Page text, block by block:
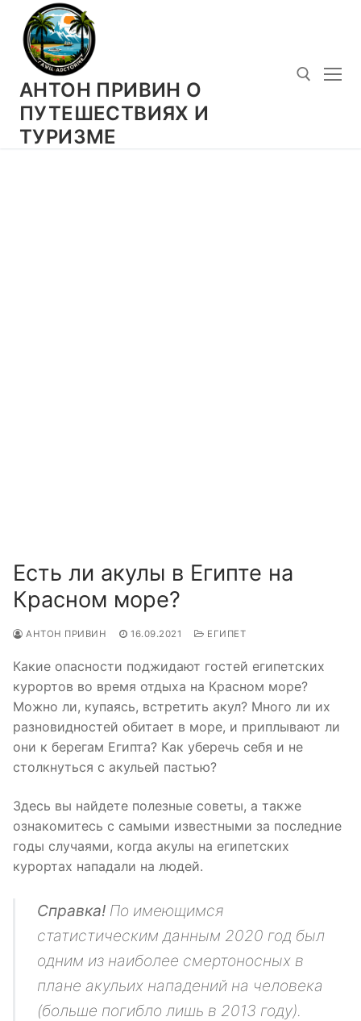
Перейти
содержимому
АНТОН ПРИВИН О
ПУТЕШЕСТВИЯХ И
ТУРИЗМЕ
Есть ли акулы в Египте на
Красном море?
АНТОН ПРИВИН 16.09.2021 ЕГИПЕТ
Какие опасности поджидают гостей египетских
курортов во время отдыха на Красном море?
Можно ли, купаясь, встретить акул? Много ли их
разновидностей обитает в море, и приплывают ли
они к берегам Египта? Как уберечь себя и не
столкнуться с акульей пастью?
Здесь вы найдете полезные советы, а также
ознакомитесь с самыми известными за последние
годы случаями, когда акулы на египетских
курортах нападали на людей.
Справка! По имеющимся
статистическим данным 2020 год был
одним из наиболее смертоносных в
плане акульих нападений на человека
(больше погибло лишь в 2013 году).